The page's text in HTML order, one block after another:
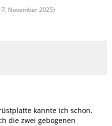
November 2025)
kannte ich schon.
die zwei gebogenen